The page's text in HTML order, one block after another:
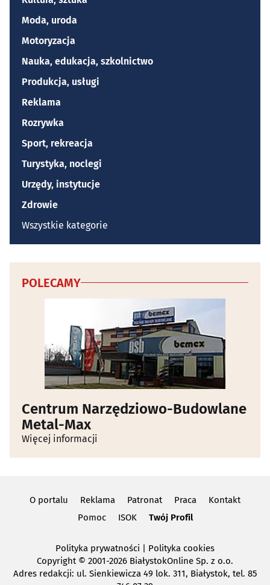
Moda, uroda
Motoryzacja
Nauka, edukacja, szkolnictwo
Produkcja, usługi
Reklama
Rozrywka
Sport, rekreacja
Turystyka, noclegi
Urzędy, instytucje
Zdrowie
Wszystkie kategorie
POLECAMY
Centrum Narzędziowo-Budowlane
Metal-Max
Więcej informacji
O portalu Reklama Patronat Praca
Kontakt
Pomoc
ISOK Twój Profil
Polityka prywatności | Polityka cookies
Copyright© 2001-2026 BiałystokOnline Sp. z o.o.
Adres redakcji: ul. Sienkiewicza 49 lok. 311, Białystok, tel. 85